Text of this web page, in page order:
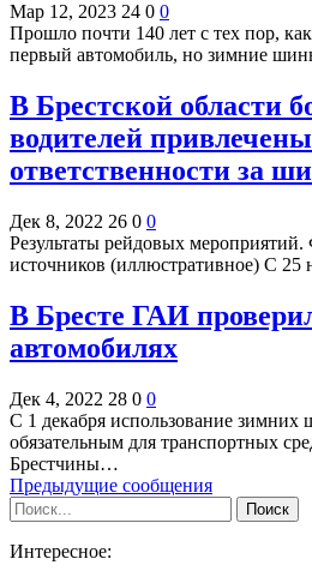
Мар 12, 2023 24 0 0
Прошло почти 140 лет с тех пор,
первый автомобиль, но зимние
В Брестской области
водителей
ответственности за
Дек 8, 2022 26 0 0
Результаты рейдовых
источников (иллюстративное) С 25
В Бресте ГАИ
автомобилях
Дек 4, 2022 28 0 0
С 1 декабря использование зимних
обязательным для транспортных
Брестчины…
Предыдущие сообщения
Интересное: